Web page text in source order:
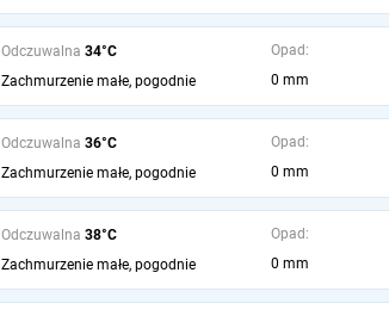
Odczuwalna 34°C
Zachmurzenie małe, pogodnie
Opad:
0 mm
Odczuwalna 36°C
Zachmurzenie małe, pogodnie
Opad:
0 mm
Odczuwalna 38°C
Zachmurzenie małe, pogodnie
Opad:
0 mm